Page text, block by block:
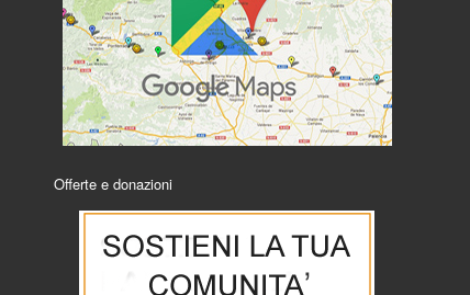
Offerte e donazioni